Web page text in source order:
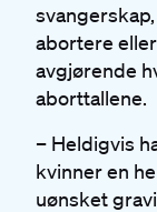
abortere
avgjørende
aborttallene.
– Heldigvis
kvinner en
uønsket